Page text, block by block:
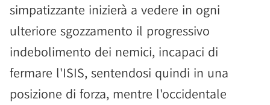
simpatizzante inizierà a vedere in ogni
ulteriore sgozzamento il progressivo
indebolimento dei nemici, incapaci di
fermare l'ISIS, sentendosi quindi in una
posizione di forza, mentre l'occidentale